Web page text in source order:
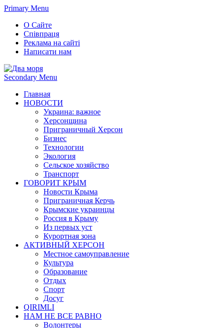
Primary Menu
О Сайте
Співпраця
Реклама на сайті
Написати нам
Secondary Menu
Главная
НОВОСТИ
Украина: важное
Херсонщина
Приграничный Херсон
Бизнес
Технологии
Экология
Сельское хозяйство
Транспорт
ГОВОРИТ КРЫМ
Новости Крыма
Приграничная Керчь
Крымские украинцы
Россия в Крыму
Из первых уст
Курортная зона
АКТИВНЫЙ ХЕРСОН
Местное самоуправление
Культура
Образование
Отдых
Спорт
Досуг
QIRIMLI
НАМ НЕ ВСЕ РАВНО
Волонтеры